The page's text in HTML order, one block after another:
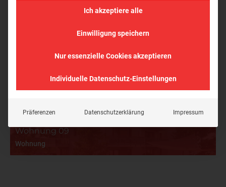
Wohnung
Wohnung 09
Ich akzeptiere alle
Einwilligung speichern
Nur essenzielle Cookies akzeptieren
Individuelle Datenschutz-Einstellungen
Präferenzen Datenschutzerklärung Impressum